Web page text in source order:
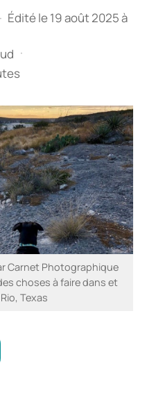
· Édité le 19 août 2025 à
·
Carnet Photographique
choses à faire dans et
Texas